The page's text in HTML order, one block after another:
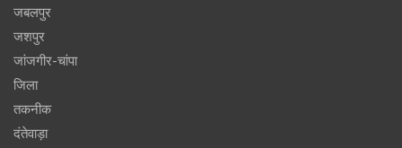
जबलपुर
जशपुर
जांजगीर-चांपा
जिला
तकनीक
दंतेवाड़ा